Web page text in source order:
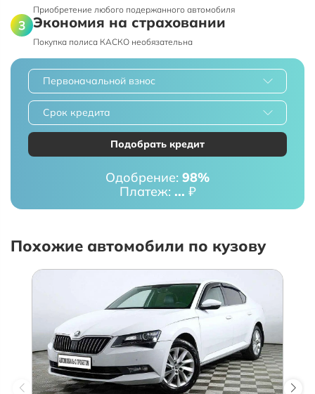
Приобретение любого подержанного автомобиля
Экономия на страховании
Покупка полиса КАСКО необязательна
Первоначальной взнос
Срок кредита
Подобрать кредит
Одобрение: 98%
Платеж: ... ₽
Похожие автомобили по кузову